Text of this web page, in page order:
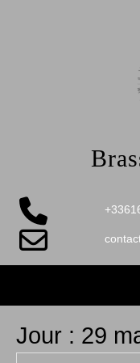
Jour : 29